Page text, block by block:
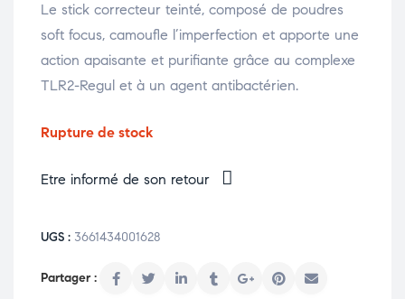
Le stick correcteur teinté, composé de poudres
soft focus, camoufle l’imperfection et apporte une
action apaisante et purifiante grâce au complexe
TLR2-Regul et à un agent antibactérien.
Rupture de stock
Etre informé de son retour
UGS : 3661434001628